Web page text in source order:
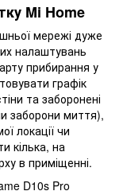
Mi Home
мережі дуже
налаштувань
прибирання у
графік
та заборонені
заборони миття),
локації чи
кілька, на
в приміщенні.